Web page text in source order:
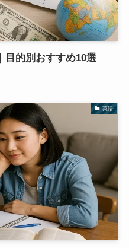
目的別おすすめ10選
英語